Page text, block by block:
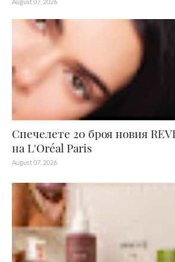
Спечелете 20 броя новия
на L'Oréal Paris
August 07, 2026